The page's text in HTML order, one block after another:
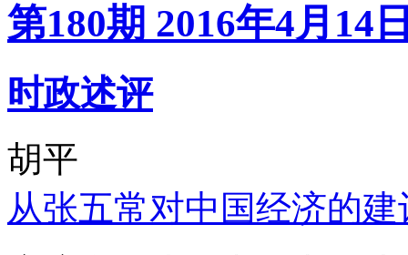
第180期 2016年4月14
时政述评
胡平
从张五常对中国经济的